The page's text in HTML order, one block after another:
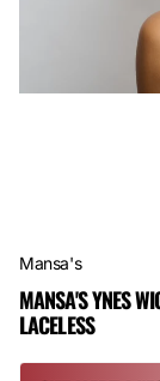
Mansa's
MANSA'S YNES
LACELESS